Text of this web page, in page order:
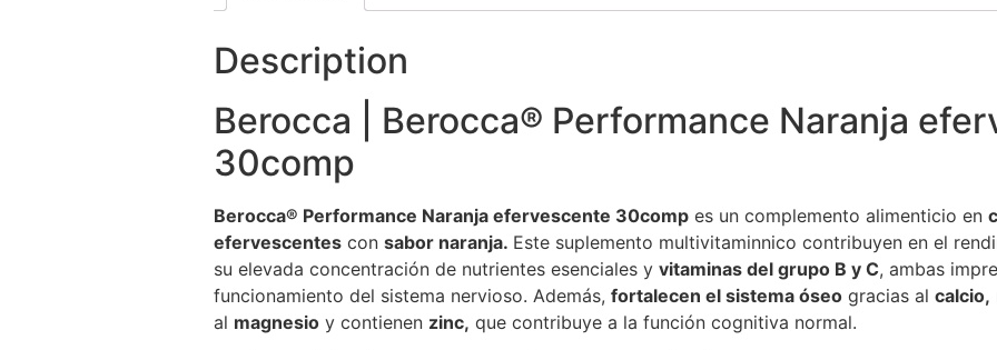
Description
Berocca | Berocca® Performance Naranja
30comp
Berocca® Performance Naranja efervescente 30comp es un complemento alimenticio en
efervescentes con sabor naranja. Este suplemento multivitaminnico contribuyen en el
su elevada concentración de nutrientes esenciales y vitaminas del grupo B y C, ambas
funcionamiento del sistema nervioso. Además, fortalecen el sistema óseo gracias al calcio,
al magnesio y contienen zinc, que contribuye a la función cognitiva normal.